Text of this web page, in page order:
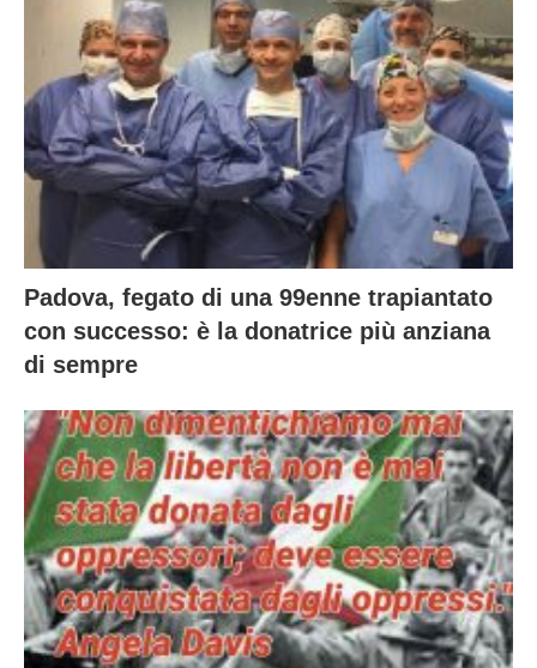
Padova, fegato di una 99enne trapiantato
con successo: è la donatrice più anziana
di sempre